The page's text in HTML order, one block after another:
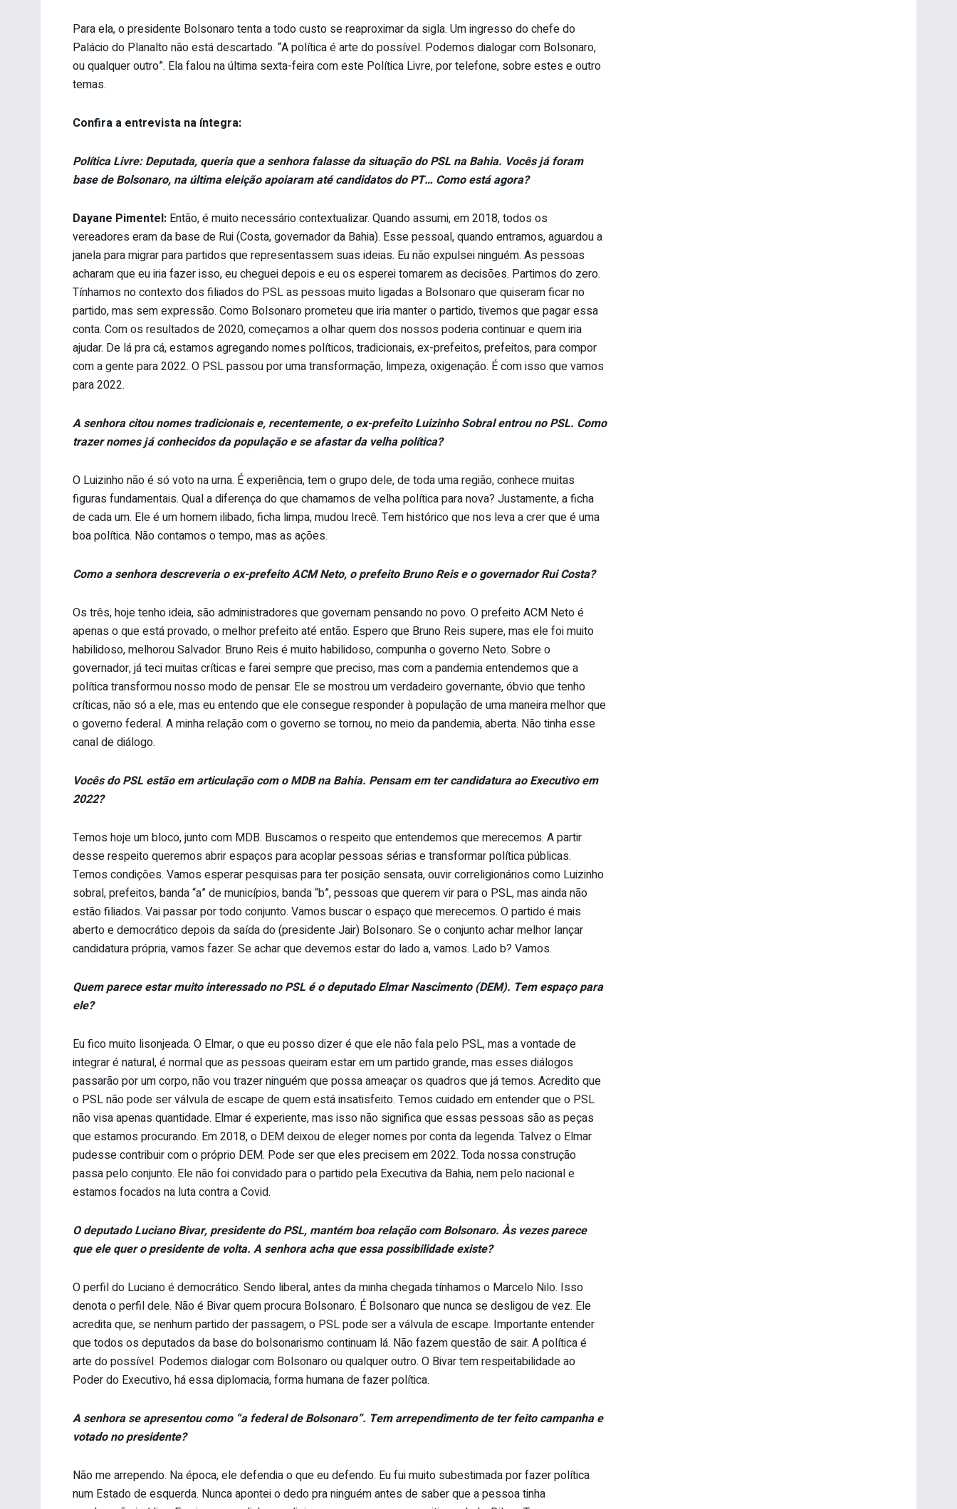
Para ela, o presidente Bolsonaro tenta a todo custo se reaproximar da sigla. Um ingresso do chefe do
Palácio do Planalto não está descartado. “A política é arte do possível. Podemos dialogar com Bolsonaro,
ou qualquer outro”. Ela falou na última sexta-feira com este Política Livre, por telefone, sobre estes e outro
temas.
Confira a entrevista na íntegra:
Política Livre: Deputada, queria que a senhora falasse da situação do PSL na Bahia. Vocês já foram
base de Bolsonaro, na última eleição apoiaram até candidatos do PT… Como está agora?
Dayane Pimentel: Então, é muito necessário contextualizar. Quando assumi, em 2018, todos os
vereadores eram da base de Rui (Costa, governador da Bahia). Esse pessoal, quando entramos, aguardou a
janela para migrar para partidos que representassem suas ideias. Eu não expulsei ninguém. As pessoas
acharam que eu iria fazer isso, eu cheguei depois e eu os esperei tomarem as decisões. Partimos do zero.
Tínhamos no contexto dos filiados do PSL as pessoas muito ligadas a Bolsonaro que quiseram ficar no
partido, mas sem expressão. Como Bolsonaro prometeu que iria manter o partido, tivemos que pagar essa
conta. Com os resultados de 2020, começamos a olhar quem dos nossos poderia continuar e quem iria
ajudar. De lá pra cá, estamos agregando nomes políticos, tradicionais, ex-prefeitos, prefeitos, para compor
com a gente para 2022. O PSL passou por uma transformação, limpeza, oxigenação. É com isso que vamos
para 2022.
A senhora citou nomes tradicionais e, recentemente, o ex-prefeito Luizinho Sobral entrou no PSL. Como
trazer nomes já conhecidos da população e se afastar da velha política?
O Luizinho não é só voto na urna. É experiência, tem o grupo dele, de toda uma região, conhece muitas
figuras fundamentais. Qual a diferença do que chamamos de velha política para nova? Justamente, a ficha
de cada um. Ele é um homem ilibado, ficha limpa, mudou Irecê. Tem histórico que nos leva a crer que é uma
boa política. Não contamos o tempo, mas as ações.
Como a senhora descreveria o ex-prefeito ACM Neto, o prefeito Bruno Reis e o governador Rui Costa?
Os três, hoje tenho ideia, são administradores que governam pensando no povo. O prefeito ACM Neto é
apenas o que está provado, o melhor prefeito até então. Espero que Bruno Reis supere, mas ele foi muito
habilidoso, melhorou Salvador. Bruno Reis é muito habilidoso, compunha o governo Neto. Sobre o
governador, já teci muitas críticas e farei sempre que preciso, mas com a pandemia entendemos que a
política transformou nosso modo de pensar. Ele se mostrou um verdadeiro governante, óbvio que tenho
críticas, não só a ele, mas eu entendo que ele consegue responder à população de uma maneira melhor que
o governo federal. A minha relação com o governo se tornou, no meio da pandemia, aberta. Não tinha esse
canal de diálogo.
Vocês do PSL estão em articulação com o MDB na Bahia. Pensam em ter candidatura ao Executivo em
2022?
Temos hoje um bloco, junto com MDB. Buscamos o respeito que entendemos que merecemos. A partir
desse respeito queremos abrir espaços para acoplar pessoas sérias e transformar política públicas.
Temos condições. Vamos esperar pesquisas para ter posição sensata, ouvir correligionários como Luizinho
sobral, prefeitos, banda “a” de municípios, banda “b”, pessoas que querem vir para o PSL, mas ainda não
estão filiados. Vai passar por todo conjunto. Vamos buscar o espaço que merecemos. O partido é mais
aberto e democrático depois da saída do (presidente Jair) Bolsonaro. Se o conjunto achar melhor lançar
candidatura própria, vamos fazer. Se achar que devemos estar do lado a, vamos. Lado b? Vamos.
Quem parece estar muito interessado no PSL é o deputado Elmar Nascimento (DEM). Tem espaço para
ele?
Eu fico muito lisonjeada. O Elmar, o que eu posso dizer é que ele não fala pelo PSL, mas a vontade de
integrar é natural, é normal que as pessoas queiram estar em um partido grande, mas esses diálogos
passarão por um corpo, não vou trazer ninguém que possa ameaçar os quadros que já temos. Acredito que
o PSL não pode ser válvula de escape de quem está insatisfeito. Temos cuidado em entender que o PSL
não visa apenas quantidade. Elmar é experiente, mas isso não significa que essas pessoas são as peças
que estamos procurando. Em 2018, o DEM deixou de eleger nomes por conta da legenda. Talvez o Elmar
pudesse contribuir com o próprio DEM. Pode ser que eles precisem em 2022. Toda nossa construção
passa pelo conjunto. Ele não foi convidado para o partido pela Executiva da Bahia, nem pelo nacional e
estamos focados na luta contra a Covid.
O deputado Luciano Bivar, presidente do PSL, mantém boa relação com Bolsonaro. Às vezes parece
que ele quer o presidente de volta. A senhora acha que essa possibilidade existe?
O perfil do Luciano é democrático. Sendo liberal, antes da minha chegada tínhamos o Marcelo Nilo. Isso
denota o perfil dele. Não é Bivar quem procura Bolsonaro. É Bolsonaro que nunca se desligou de vez. Ele
acredita que, se nenhum partido der passagem, o PSL pode ser a válvula de escape. Importante entender
que todos os deputados da base do bolsonarismo continuam lá. Não fazem questão de sair. A política é
arte do possível. Podemos dialogar com Bolsonaro ou qualquer outro. O Bivar tem respeitabilidade ao
Poder do Executivo, há essa diplomacia, forma humana de fazer política.
A senhora se apresentou como “a federal de Bolsonaro”. Tem arrependimento de ter feito campanha e
votado no presidente?
Não me arrependo. Na época, ele defendia o que eu defendo. Eu fui muito subestimada por fazer política
num Estado de esquerda. Nunca apontei o dedo pra ninguém antes de saber que a pessoa tinha